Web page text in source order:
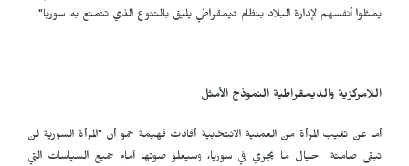
يمثلوا أنفسهم لإدارة البلاد بنظام ديمقراطي يليق بالتنوع الذي تتمتع به سوريا".
اللامركزية والديمقراطية النموذج الأمثل
أما عن تغيب المرأة من العملية الانتخابية أفادت فهيمة حمو أن "المرأة السورية لن
تبقى صامتة حيال ما يجري في سوريا، وسيعلو صوتها أمام جميع السياسات التي